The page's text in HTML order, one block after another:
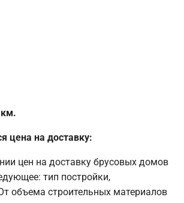
км.
цена на доставку:
цен на доставку брусовых домов
тип постройки,
объема строительных материалов